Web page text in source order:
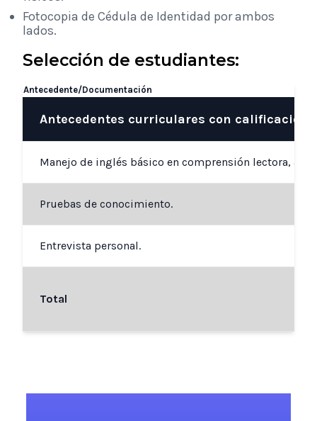
Fotocopia de Cédula de Identidad por ambos
lados.
Selección de estudiantes:
Antecedente/Documentación
Antecedentes curriculares con calificación
Manejo de inglés básico en comprensión lectora, a
Pruebas de conocimiento.
Entrevista personal.
Total